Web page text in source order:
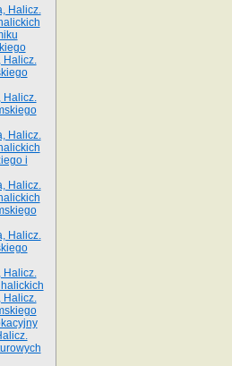
Halicz.
Halicz.
Halicz.
Halicz.
i
Halicz.
Halicz.
Halicz.
Halicz.